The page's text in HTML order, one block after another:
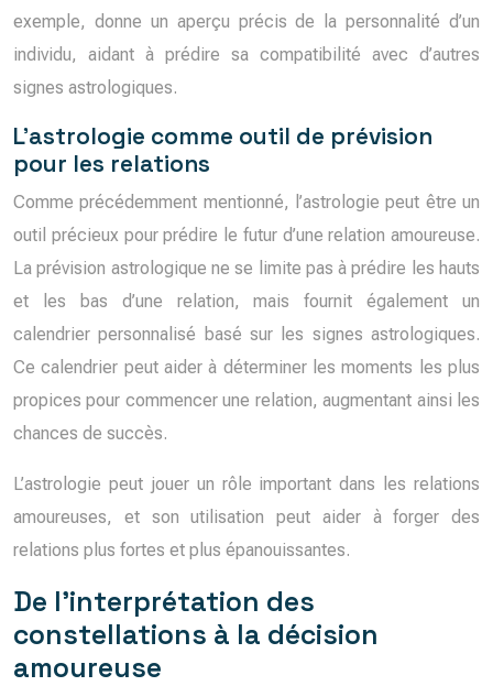
exemple, donne un aperçu précis de la personnalité d’un
individu, aidant à prédire sa compatibilité avec d’autres
signes astrologiques.
L’astrologie comme outil de prévision
pour les relations
Comme précédemment mentionné, l’astrologie peut être un
outil précieux pour prédire le futur d’une relation amoureuse.
La prévision astrologique ne se limite pas à prédire les hauts
et les bas d’une relation, mais fournit également un
calendrier personnalisé basé sur les signes astrologiques.
Ce calendrier peut aider à déterminer les moments les plus
propices pour commencer une relation, augmentant ainsi les
chances de succès.
L’astrologie peut jouer un rôle important dans les relations
amoureuses, et son utilisation peut aider à forger des
relations plus fortes et plus épanouissantes.
De l’interprétation des
constellations à la décision
amoureuse